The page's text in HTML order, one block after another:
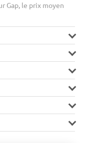
Gap, le prix moyen